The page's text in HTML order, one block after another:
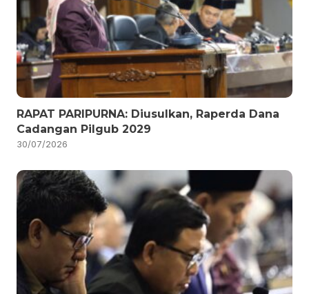
RAPAT PARIPURNA: Diusulkan, Raperda Dana
Cadangan Pilgub 2029
30/07/2026